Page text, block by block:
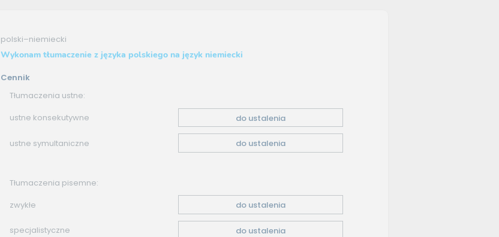
polski–niemiecki
Wykonam tłumaczenie z języka polskiego na język niemiecki
Cennik
Tłumaczenia ustne:
ustne konsekutywne
do ustalenia
ustne symultaniczne do ustalenia
Tłumaczenia pisemne:
zwykłe
do ustalenia
specjalistyczne do ustalenia